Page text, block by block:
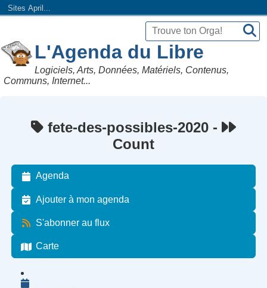
Sites April...
L'Agenda du Libre
Logiciels, Arts, Données, Matériels, Contenus,
Communs, Internet...
fete-des-possibles-2020 -
Count
Agenda
Ajouter à mon agenda
S'abonner au flux
Carte